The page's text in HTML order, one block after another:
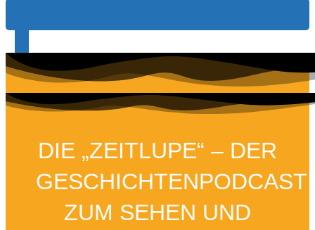
DIE „ZEITLUPE“ – DER
GESCHICHTENPODCAST
ZUM SEHEN UND